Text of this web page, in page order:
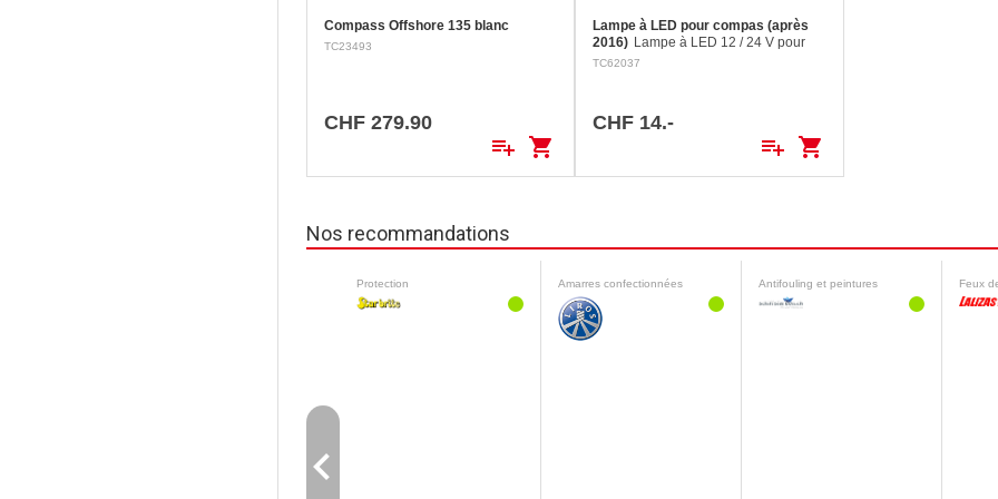
Compass Offshore 135 blanc
TC23493
CHF 279.90
playlist_add shopping_cart
Lampe à LED pour compas (après
2016) Lampe à LED 12 / 24 V pour
compas fabriqués à partir de 2016.
TC62037
CHF 14.-
playlist_add shopping_cart
Nos recommandations
Protection Amarres confectionnées Antifouling et peintures Feux
navigate_before